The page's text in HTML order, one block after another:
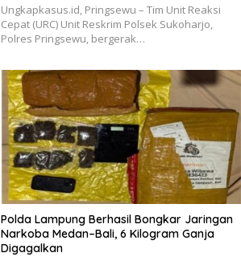
Ungkapkasus.id, Pringsewu – Tim Unit Reaksi
Cepat (URC) Unit Reskrim Polsek Sukoharjo,
Polres Pringsewu, bergerak…
Polda Lampung Berhasil Bongkar Jaringan
Narkoba Medan–Bali, 6 Kilogram Ganja
Digagalkan